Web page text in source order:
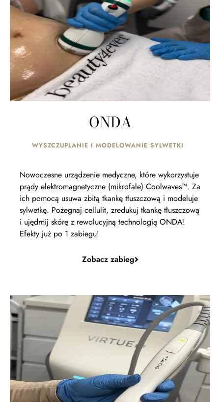
ONDA
WYSZCZUPLANIE I MODELOWANIE SYLWETKI
Nowoczesne urządzenie medyczne, które wykorzystuje
prądy elektromagnetyczne (mikrofale) Coolwaves™. Za
ich pomocą usuwa zbitą tkankę tłuszczową i modeluje
sylwetkę. Pożegnaj cellulit, zredukuj tkankę tłuszczową
i ujędrnij skórę z rewolucyjną technologią ONDA!
Efekty już po 1 zabiegu!
Zobacz zabieg